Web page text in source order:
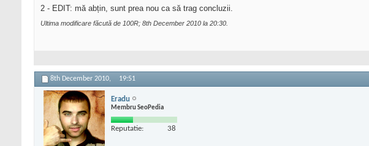
2 - EDIT: mă abțin, sunt prea nou ca să trag concluzii.
Ultima modificare făcută de 100R; 8th December 2010 la 20:30
8th December 2010, 19:51
Eradu
Membru SeoPedia
Reputatie: 38